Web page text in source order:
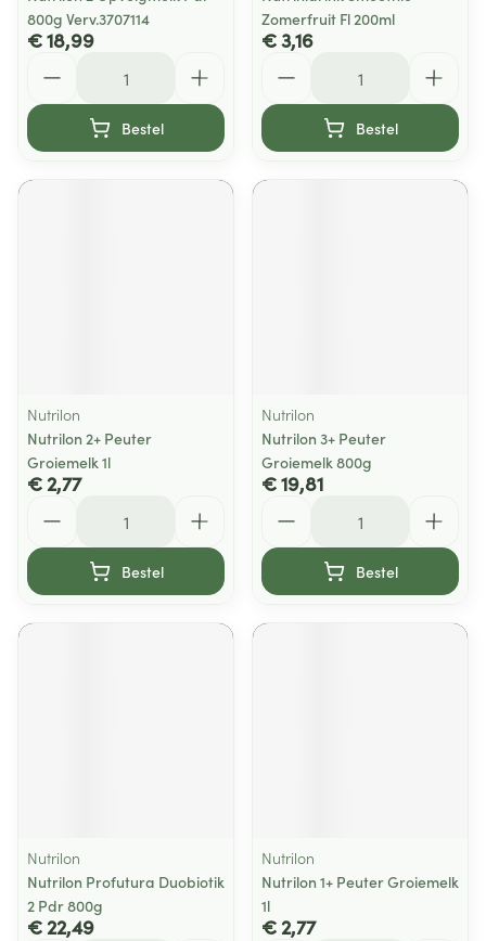
800g Verv.3707114
€ 18,99
Bestel
Zomerfruit Fl 200ml
€ 3,16
Bestel
Nutrilon
Nutrilon 2+ Peuter
Groiemelk 1l
€ 2,77
Bestel
Nutrilon
Nutrilon 3+ Peuter
Groiemelk 800g
€ 19,81
Bestel
Nutrilon
Nutrilon Profutura Duobiotik
2 Pdr 800g
€ 22,49
Nutrilon
Nutrilon 1+ Peuter Groiemelk
1l
€ 2,77